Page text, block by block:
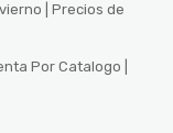
| Precios de
Por Catalogo |